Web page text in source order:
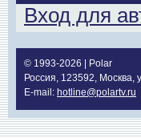
Вход для
© 1993-2026 | Polar
Россия, 123592, Москва,
E-mail: hotline@polartv.ru